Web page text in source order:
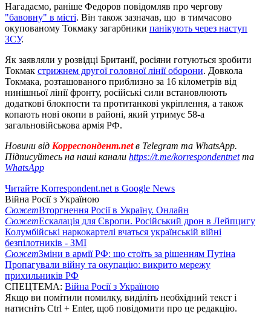
Нагадаємо, раніше Федоров повідомляв про чергову
"бавовну" в місті. Він також зазначав, що в тимчасово
окупованому Токмаку загарбники панікують через наступ
ЗСУ.
Як заявляли у розвідці Британії, росіяни готуються зробити
Токмак стрижнем другої головної лінії оборони. Довкола
Токмака, розташованого приблизно за 16 кілометрів від
нинішньої лінії фронту, російські сили встановлюють
додаткові блокпости та протитанкові укріплення, а також
копають нові окопи в районі, який утримує 58-а
загальновійськова армія РФ.
Новини від Корреспондент.netв Telegram та WhatsApp.
Підписуйтесь на наші канали https://t.me/korrespondentnetта
WhatsApp
Читайте Korrespondent.net в Google News
Війна Росії з Україною
СюжетВторгнення Росії в Україну. Онлайн
СюжетЕскалація для Європи. Російський дрон в Лейпцигу
Колумбійські наркокартелі вчаться українській війні
безпілотників - ЗМІ
СюжетЗміни в армії РФ: що стоїть за рішенням Путіна
Пропагували війну та окупацію: викрито мережу
прихильників РФ
СПЕЦТЕМА: Війна Росії з Україною
Якщо ви помітили помилку, виділіть необхідний текст і
натисніть Ctrl + Enter, щоб повідомити про це редакцію.